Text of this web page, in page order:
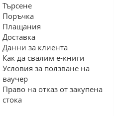
Търсене
Поръчка
Плащания
Доставка
Данни за клиента
Как да свалим е-книги
Условия за ползване на
ваучер
Право на отказ от закупена
стока